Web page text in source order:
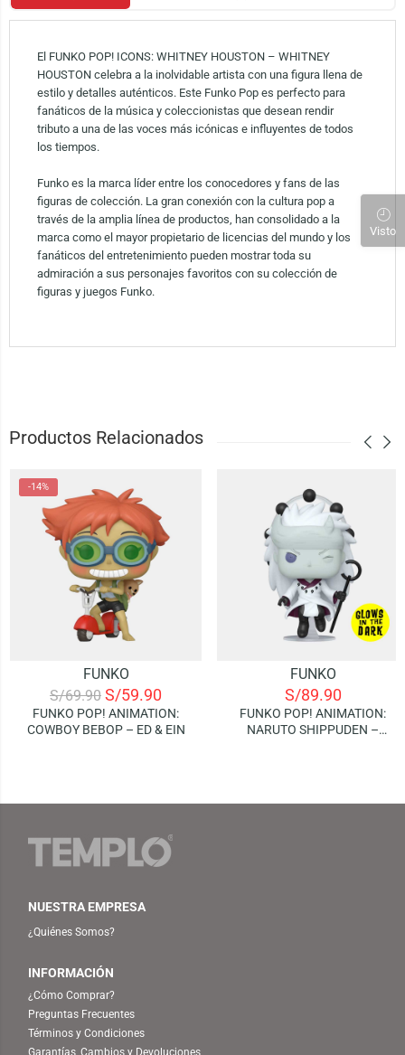
El FUNKO POP! ICONS: WHITNEY HOUSTON – WHITNEY
HOUSTON celebra a la inolvidable artista con una figura llena de
estilo y detalles auténticos. Este Funko Pop es perfecto para
fanáticos de la música y coleccionistas que desean rendir
tributo a una de las voces más icónicas e influyentes de todos
los tiempos.
Funko es la marca líder entre los conocedores y fans de las
figuras de colección. La gran conexión con la cultura pop a
través de la amplia línea de productos, han consolidado a la
marca como el mayor propietario de licencias del mundo y los
fanáticos del entretenimiento pueden mostrar toda su
admiración a sus personajes favoritos con su colección de
figuras y juegos Funko.
Productos Relacionados
-14%
FUNKO
S/69.90 S/59.90
FUNKO POP! ANIMATION:
COWBOY BEBOP – ED & EIN
FUNKO
S/89.90
FUNKO POP! ANIMATION:
NARUTO SHIPPUDEN –
NUESTRA EMPRESA
¿Quiénes Somos?
INFORMACIÓN
¿Cómo Comprar?
Preguntas Frecuentes
Términos y Condiciones
Garantías, Cambios y Devoluciones
Visto